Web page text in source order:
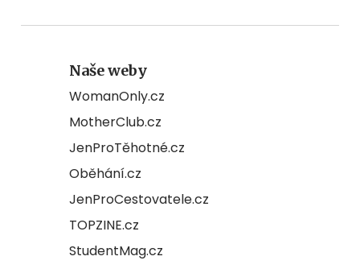
Naše weby
WomanOnly.cz
MotherClub.cz
JenProTěhotné.cz
Oběhání.cz
JenProCestovatele.cz
TOPZINE.cz
StudentMag.cz